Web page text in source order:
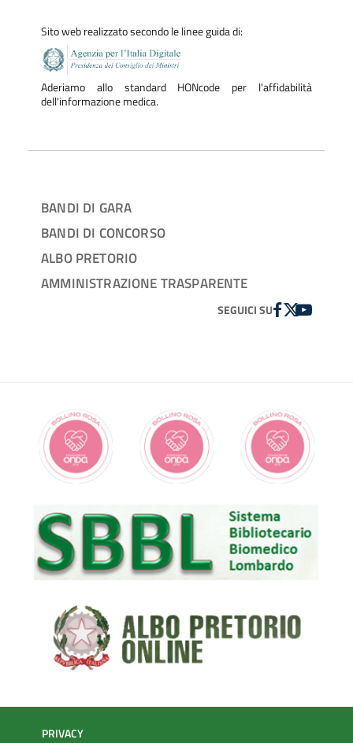
Sito web realizzato secondo le linee guida di:
Aderiamo allo standard HONcode per l'affidabilità
dell'informazione medica.
BANDI DI GARA
BANDI DI CONCORSO
ALBO PRETORIO
AMMINISTRAZIONE TRASPARENTE
SEGUICI SUFACEBOOK
TWITTER
YOUTUBE
PRIVACY